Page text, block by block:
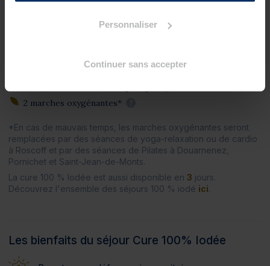
Personnaliser
Continuer sans accepter
2 douches à jet massant (protocole du Docteur Bagot) ?
?
2 marches oxygénantes*
*En cas de mauvais temps, les marches oxygénantes seront
remplacées par des séances de yoga-relaxation ou de cardio
à Roscoff et par des séances de Pilates à Douarnenez,
Pornichet et Saint-Jean-de-Monts.
La cure 100 % Iodée est aussi disponible en 3 jours.
Découvrez l'ensemble des séjours 100 % iodé ici.
Les bienfaits du séjour Cure 100% Iodée